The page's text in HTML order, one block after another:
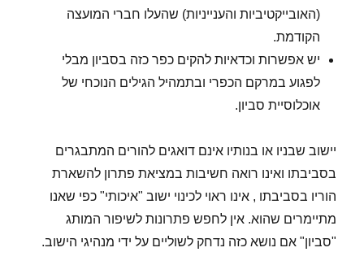
(האובייקטיביות והענייניות) שהעלו חברי המועצה
הקודמת.
יש אפשרות וכדאיות להקים כפר כזה בסביון מבלי
לפגוע במרקם הכפרי ובתמהיל הגילים הנוכחי של
אוכלוסיית סביון.
יישוב שבניו או בנותיו אינם דואגים להורים המתבגרים
בסביבתו ואינו רואה חשיבות במציאת פתרון להשארת
הוריו בסביבתו , אינו ראוי לכינוי ישוב "איכותי" כפי שאנו
מתיימרים שהוא. אין לחפש פתרונות לשיפור המותג
"סביון" אם נושא כזה נדחק לשוליים על ידי מנהיגי הישוב.